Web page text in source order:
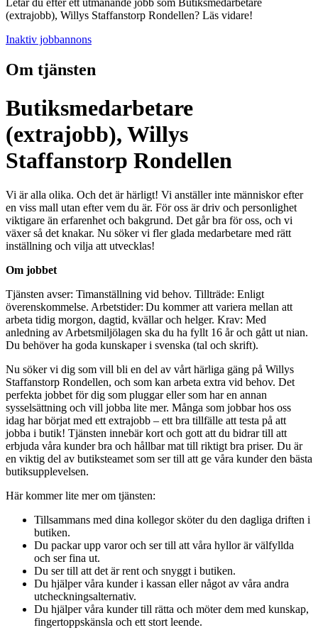
Letar du efter ett utmanande jobb som Butiksmedarbetare
(extrajobb), Willys Staffanstorp Rondellen? Läs vidare!
Inaktiv jobbannons
Om tjänsten
Butiksmedarbetare
(extrajobb), Willys
Staffanstorp Rondellen
Vi är alla olika. Och det är härligt! Vi anställer inte människor efter
en viss mall utan efter vem du är. För oss är driv och personlighet
viktigare än erfarenhet och bakgrund. Det går bra för oss, och vi
växer så det knakar. Nu söker vi fler glada medarbetare med rätt
inställning och vilja att utvecklas!
Om jobbet
Tjänsten avser: Timanställning vid behov. Tillträde: Enligt
överenskommelse. Arbetstider: Du kommer att variera mellan att
arbeta tidig morgon, dagtid, kvällar och helger. Krav: Med
anledning av Arbetsmiljölagen ska du ha fyllt 16 år och gått ut nian.
Du behöver ha goda kunskaper i svenska (tal och skrift).
Nu söker vi dig som vill bli en del av vårt härliga gäng på Willys
Staffanstorp Rondellen, och som kan arbeta extra vid behov. Det
perfekta jobbet för dig som pluggar eller som har en annan
sysselsättning och vill jobba lite mer. Många som jobbar hos oss
idag har börjat med ett extrajobb – ett bra tillfälle att testa på att
jobba i butik! Tjänsten innebär kort och gott att du bidrar till att
erbjuda våra kunder bra och hållbar mat till riktigt bra priser. Du är
en viktig del av butiksteamet som ser till att ge våra kunder den bästa
butiksupplevelsen.
Här kommer lite mer om tjänsten:
Tillsammans med dina kollegor sköter du den dagliga driften i
butiken.
Du packar upp varor och ser till att våra hyllor är välfyllda
och ser fina ut.
Du ser till att det är rent och snyggt i butiken.
Du hjälper våra kunder i kassan eller något av våra andra
utcheckningsalternativ.
Du hjälper våra kunder till rätta och möter dem med kunskap,
fingertoppskänsla och ett stort leende.